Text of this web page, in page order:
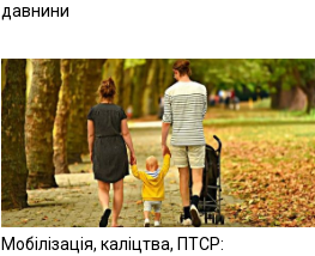
давнини
Мобілізація, каліцтва, ПТСР: